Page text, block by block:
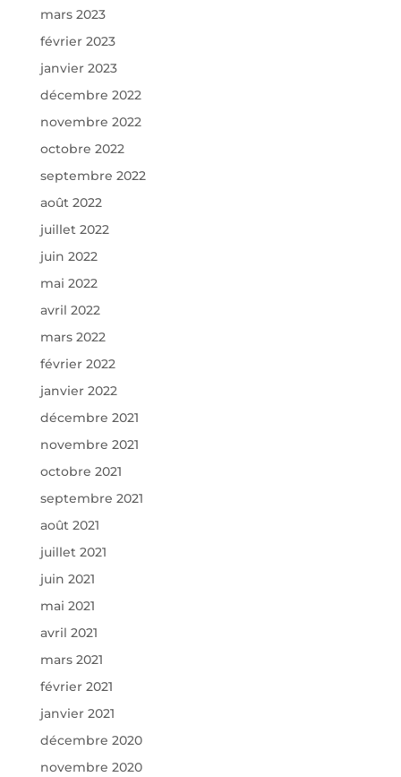
mars 2023
février 2023
janvier 2023
décembre 2022
novembre 2022
octobre 2022
septembre 2022
août 2022
juillet 2022
juin 2022
mai 2022
avril 2022
mars 2022
février 2022
janvier 2022
décembre 2021
novembre 2021
octobre 2021
septembre 2021
août 2021
juillet 2021
juin 2021
mai 2021
avril 2021
mars 2021
février 2021
janvier 2021
décembre 2020
novembre 2020